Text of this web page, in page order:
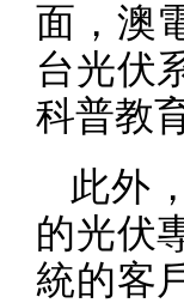
面，澳
台光伏
科普教
此外
的光伏
統的客